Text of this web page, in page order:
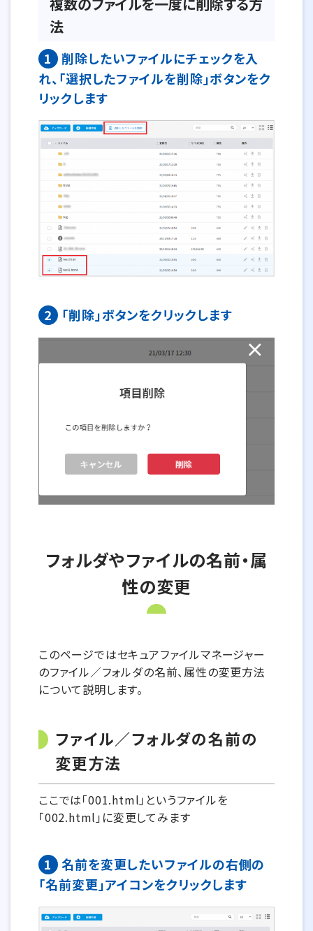
法
1
削除したいファイルにチェックを入
れ、「選択したファイルを削除」ボタンをク
リックします
2 「削除」ボタンをクリックします
フォルダやファイルの名前・属
性の変更
このページではセキュアファイルマネージャー
のファイル／フォルダの名前、属性の変更方法
について説明します。
ファイル／フォルダの名前の
変更方法
ここでは「001.html」というファイルを
「002.html」に変更してみます
1
名前を変更したいファイルの右側の
「名前変更」アイコンをクリックします